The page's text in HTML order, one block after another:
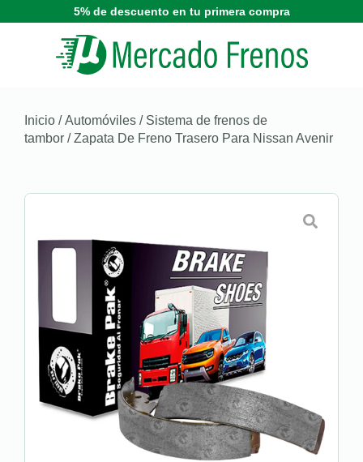
5% de descuento en tu primera compra
Inicio /Automóviles / Sistema de frenos de
tambor / Zapata De Freno Trasero Para Nissan Avenir